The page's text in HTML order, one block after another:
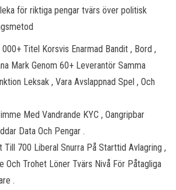
för riktiga pengar tvärs över politisk
Titel Korsvis Enarmad Bandit , Bord ,
Mark Genom 60+ Leverantör Samma
Leksak , Vara Avslappnad Spel , Och
Med Vandrande KYC , Oangripbar
Data Och Pengar .
Till 700 Liberal Snurra På Starttid Avlagring ,
Och Trohet Löner Tvärs Nivå För Påtagliga
.